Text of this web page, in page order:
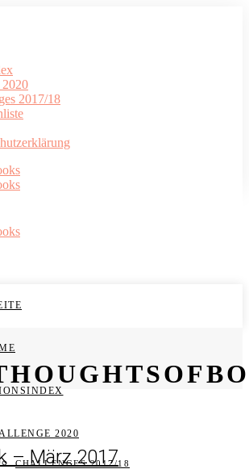
2020
2017/18
2020
CHALLENGES 2017/18
– März 2017